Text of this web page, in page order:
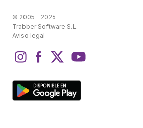
© 2005 - 2026
Trabber Software S.L.
Aviso legal